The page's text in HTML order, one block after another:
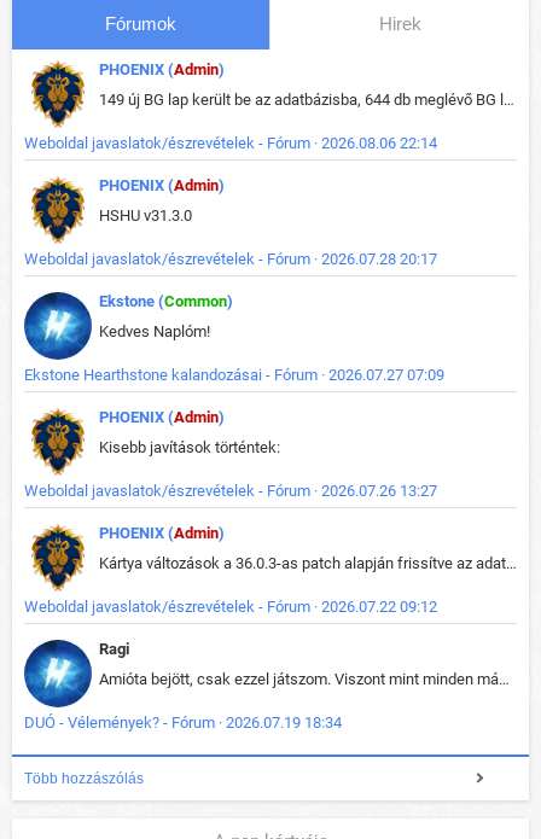
Fórumok Hirek
PHOENIX (Admin)
149 új BG lap került be az adatbázisba, 644 db meglévő BG lap módosult, bekerültek az új képek a megváltozott lapokhoz is.
Weboldal javaslatok/észrevételek - Fórum · 2026.08.06 22:14
PHOENIX (Admin)
HSHU v31.3.0
Weboldal javaslatok/észrevételek - Fórum · 2026.07.28 20:17
Ekstone (Common)
Kedves Naplóm!
Ekstone Hearthstone kalandozásai - Fórum · 2026.07.27 07:09
PHOENIX (Admin)
Kisebb javítások történtek:
Weboldal javaslatok/észrevételek - Fórum · 2026.07.26 13:27
PHOENIX (Admin)
Kártya változások a 36.0.3-as patch alapján frissítve az adatbázisban (képek is cserélve).
Weboldal javaslatok/észrevételek - Fórum · 2026.07.22 09:12
Ragi
Amióta bejött, csak ezzel játszom. Viszont mint minden más - akár az alapjáték is, ez is baromira összetett lett. Néha már pár kör után is esélytelen az egész. Vagy irreállisan túltápol valaki, vagy lelép a partner, vagy csak hülye mint a segg. És amikor eljönne az én időm, na akkor jön el mindenki másé is. Engem jobban érdekelne, hogy ki milyen ratingen szokott játszani. Na ez lenne egy érdekes adat.
DUÓ - Vélemények? - Fórum · 2026.07.19 18:34
Több hozzászólás